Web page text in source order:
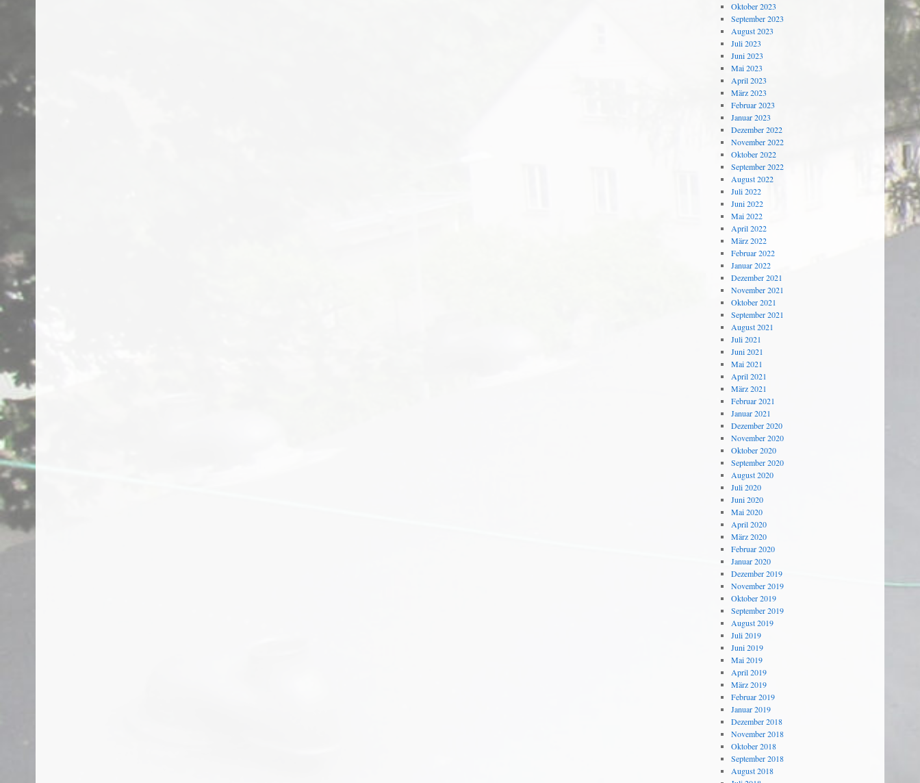
Oktober 2023
September 2023
August 2023
Juli 2023
Juni 2023
Mai 2023
April 2023
März 2023
Februar 2023
Januar 2023
Dezember 2022
November 2022
Oktober 2022
September 2022
August 2022
Juli 2022
Juni 2022
Mai 2022
April 2022
März 2022
Februar 2022
Januar 2022
Dezember 2021
November 2021
Oktober 2021
September 2021
August 2021
Juli 2021
Juni 2021
Mai 2021
April 2021
März 2021
Februar 2021
Januar 2021
Dezember 2020
November 2020
Oktober 2020
September 2020
August 2020
Juli 2020
Juni 2020
Mai 2020
April 2020
März 2020
Februar 2020
Januar 2020
Dezember 2019
November 2019
Oktober 2019
September 2019
August 2019
Juli 2019
Juni 2019
Mai 2019
April 2019
März 2019
Februar 2019
Januar 2019
Dezember 2018
November 2018
Oktober 2018
September 2018
August 2018